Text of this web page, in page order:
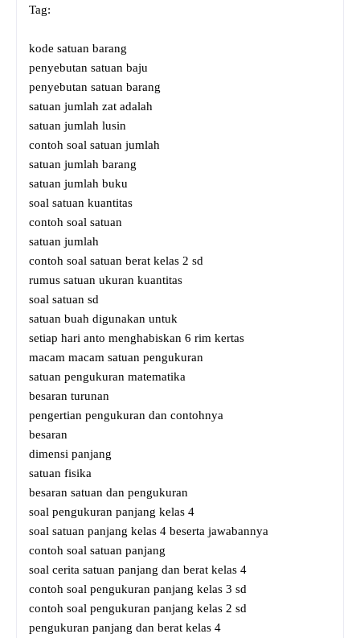
Tag:
kode satuan barang
penyebutan satuan baju
penyebutan satuan barang
satuan jumlah zat adalah
satuan jumlah lusin
contoh soal satuan jumlah
satuan jumlah barang
satuan jumlah buku
soal satuan kuantitas
contoh soal satuan
satuan jumlah
contoh soal satuan berat kelas 2 sd
rumus satuan ukuran kuantitas
soal satuan sd
satuan buah digunakan untuk
setiap hari anto menghabiskan 6 rim kertas
macam macam satuan pengukuran
satuan pengukuran matematika
besaran turunan
pengertian pengukuran dan contohnya
besaran
dimensi panjang
satuan fisika
besaran satuan dan pengukuran
soal pengukuran panjang kelas 4
soal satuan panjang kelas 4 beserta jawabannya
contoh soal satuan panjang
soal cerita satuan panjang dan berat kelas 4
contoh soal pengukuran panjang kelas 3 sd
contoh soal pengukuran panjang kelas 2 sd
pengukuran panjang dan berat kelas 4